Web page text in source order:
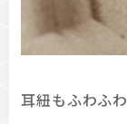
耳紐もふわふ